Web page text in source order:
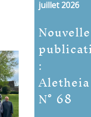
juillet 2026
Nouvelle
:
Aletheia
N° 68